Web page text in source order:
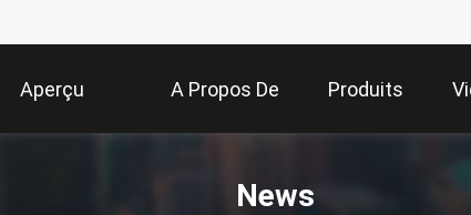
Aperçu A Propos De
Nous
Produits
News